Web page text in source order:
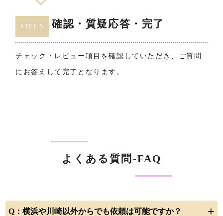
STEP 5 確認・質疑応答・完了
チェック・レビュー項目を確認していただき、ご質問
にお答えして完了となります。
よくある質問-FAQ
横浜や川崎以外からでも依頼は可能ですか？